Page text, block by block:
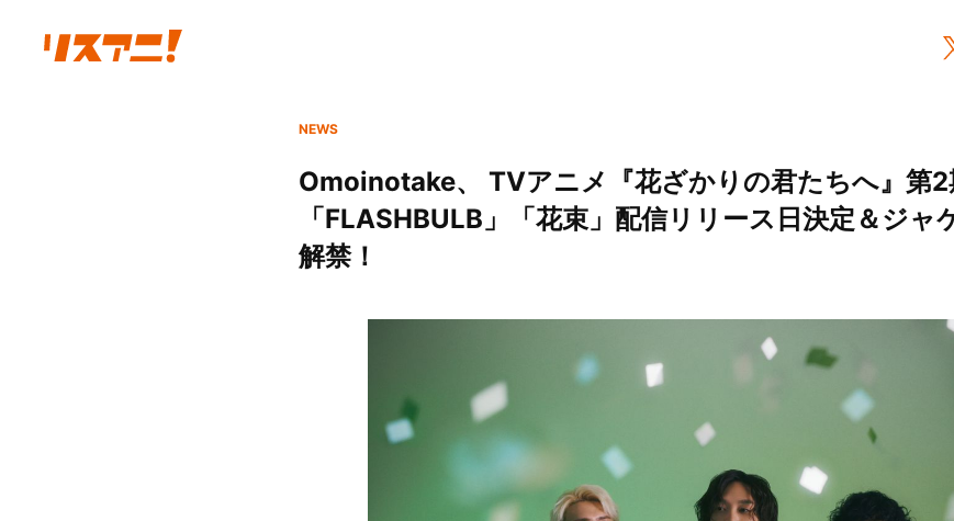
NEWS
Omoinotake、 TVアニメ『花ざかりの君たちへ』第2
「FLASHBULB」「花束」配信リリース日決定＆ジ
解禁！